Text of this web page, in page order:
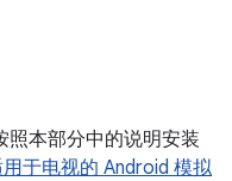
照本部分中的说明安装
于电视的 Android 模拟